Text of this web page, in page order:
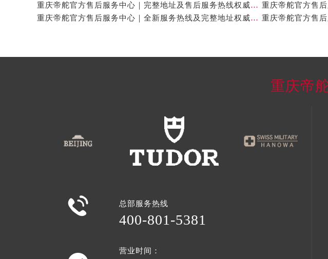
重庆帝舵官方售后服务中心｜完整地址及售后服务热线权威信息公示（2026年7月最新）
重庆帝舵官方售后服务中心｜全新服务热线及完整地址权威信息公示（2026年7月最新）
重庆帝
 总部服务热线
400-801-5381
营业时间：